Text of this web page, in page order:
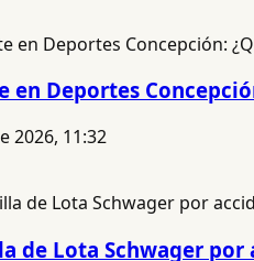
en Deportes
2026, 11:32
de Lota Schwager